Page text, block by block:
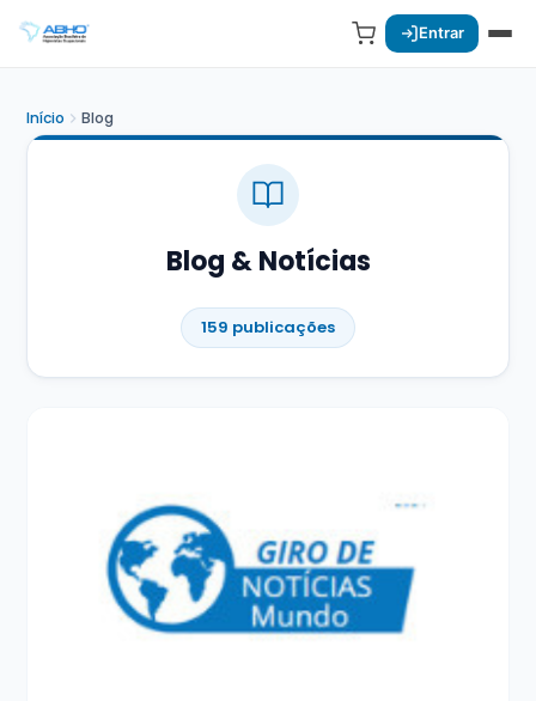
Entrar
Início Blog
Blog & Notícias
159 publicações